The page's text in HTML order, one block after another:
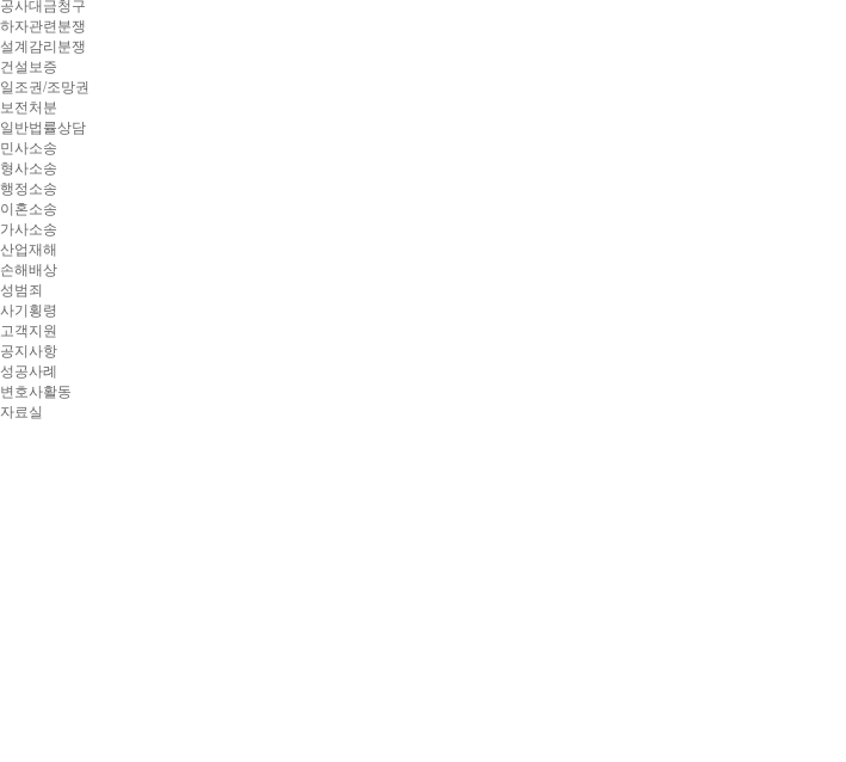
공사대금청구
하자관련분쟁
설계감리분쟁
건설보증
일조권/조망권
보전처분
일반법률상담
민사소송
형사소송
행정소송
이혼소송
가사소송
산업재해
손해배상
성범죄
사기횡령
고객지원
공지사항
성공사례
변호사활동
자료실